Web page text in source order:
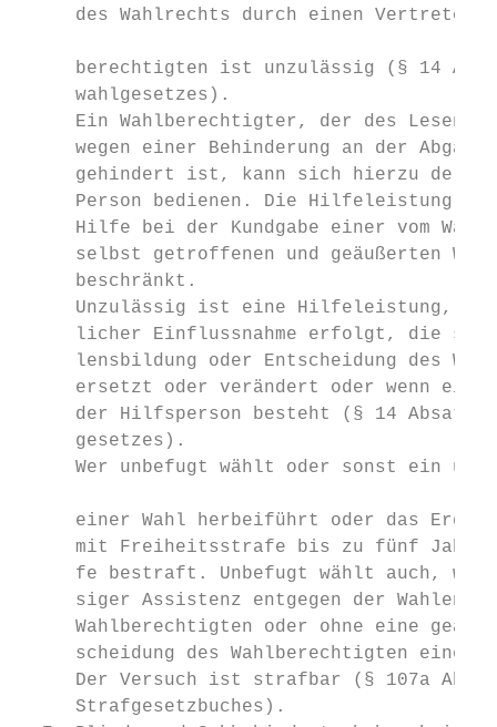
des Wahlrechts durch einen Vertreter
berechtigten ist unzulässig (§ 14
wahlgesetzes).
Ein Wahlberechtigter, der des Lesens
wegen einer Behinderung an der
gehindert ist, kann sich hierzu der
Person bedienen. Die Hilfeleistung
Hilfe bei der Kundgabe einer vom
selbst getroffenen und geäußerten
beschränkt.
Unzulässig ist eine Hilfeleistung,
licher Einflussnahme erfolgt, die
lensbildung oder Entscheidung des
ersetzt oder verändert oder wenn ein
der Hilfsperson besteht (§ 14 Absatz
gesetzes).
Wer unbefugt wählt oder sonst ein
einer Wahl herbeiführt oder das
mit Freiheitsstrafe bis zu fünf
fe bestraft. Unbefugt wählt auch,
siger Assistenz entgegen der
Wahlberechtigten oder ohne eine
scheidung des Wahlberechtigten eine
Der Versuch ist strafbar (§ 107a
Strafgesetzbuches).